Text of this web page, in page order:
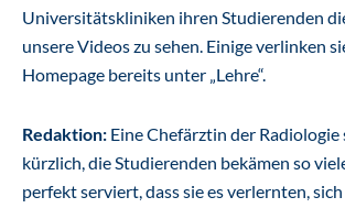
Universitätskliniken ihren Studierenden
unsere Videos zu sehen. Einige verlinken
Homepage bereits unter „Lehre“.
Redaktion: Eine Chefärztin der Radiologie
kürzlich, die Studierenden bekämen so
perfekt serviert, dass sie es verlernten,